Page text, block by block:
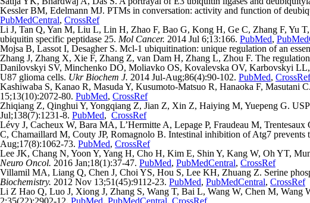
Kessler BM, Edelmann MJ. PTMs in conversation: activity and function of
PubMedCentral, CrossRef
Li J, Tan Q, Yan M, Liu L, Lin H, Zhao F, Bao G, Kong H, Ge C, Zhang F, Yu
ubiquitin specific peptidase 25. Mol Cancer. 2014 Jul 6;13:166. PubMed,
Mojsa B, Lassot I, Desagher S. Mcl-1 ubiquitination: unique regulation of an
Zhang J, Zhang X, Xie F, Zhang Z, van Dam H, Zhang L, Zhou F. The
Danilovskyi SV, Minchenko DO, Moliavko OS, Kovalevska OV, Karbovskyi
U87 glioma cells. Ukr Biochem J. 2014 Jul-Aug;86(4):90-102. PubMed, CrossRef
Kashiwaba S, Kanao R, Masuda Y, Kusumoto-Matsuo R, Hanaoka F, Masutani
15;13(10):2072-80. PubMed, CrossRef
Zhiqiang Z, Qinghui Y, Yongqiang Z, Jian Z, Xin Z, Haiying M, Yuepeng G.
Jul;138(7):1231-8. PubMed, CrossRef
Lévy J, Cacheux W, Bara MA, L’Hermitte A, Lepage P, Fraudeau M,
C, Chamaillard M, Couty JP, Romagnolo B. Intestinal inhibition of Atg7
Aug;17(8):1062-73. PubMed, CrossRef
Lee JK, Chang N, Yoon Y, Yang H, Cho H, Kim E, Shin Y, Kang W, Oh YT,
Neuro Oncol. 2016 Jan;18(1):37-47. PubMed, PubMedCentral, CrossRef
Villamil MA, Liang Q, Chen J, Choi YS, Hou S, Lee KH, Zhuang Z. Serine
Biochemistry. 2012 Nov 13;51(45):9112-23. PubMed, PubMedCentral, CrossRef
Li Z Hao Q, Luo J, Xiong J, Zhang S, Wang T, Bai L, Wang W, Chen M,
2;35(22):2902-12. PubMed, PubMedCentral, CrossRef